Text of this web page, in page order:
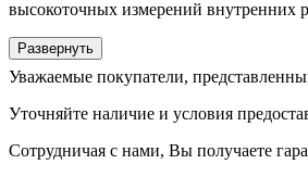
высокоточных измерений внутренних
Развернуть
Уважаемые покупатели,
Уточняйте наличие и условия
Сотрудничая с нами, Вы получаете